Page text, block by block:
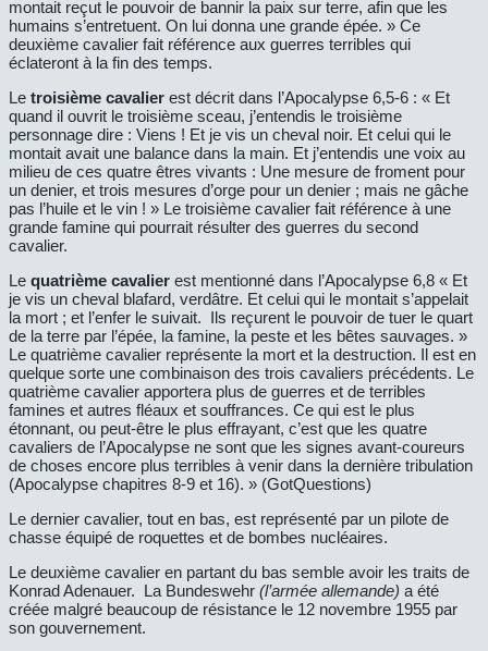
montait reçut le pouvoir de bannir la paix sur terre, afin que les
humains s’entretuent. On lui donna une grande épée. » Ce
deuxième cavalier fait référence aux guerres terribles qui
éclateront à la fin des temps.
Le troisième cavalier est décrit dans l’Apocalypse 6,5-6 : « Et
quand il ouvrit le troisième sceau, j’entendis le troisième
personnage dire : Viens ! Et je vis un cheval noir. Et celui qui le
montait avait une balance dans la main. Et j’entendis une voix au
milieu de ces quatre êtres vivants : Une mesure de froment pour
un denier, et trois mesures d’orge pour un denier ; mais ne gâche
pas l’huile et le vin ! » Le troisième cavalier fait référence à une
grande famine qui pourrait résulter des guerres du second
cavalier.
Le quatrième cavalier est mentionné dans l’Apocalypse 6,8 « Et
je vis un cheval blafard, verdâtre. Et celui qui le montait s’appelait
la mort ; et l’enfer le suivait. Ils reçurent le pouvoir de tuer le quart
de la terre par l’épée, la famine, la peste et les bêtes sauvages. »
Le quatrième cavalier représente la mort et la destruction. Il est en
quelque sorte une combinaison des trois cavaliers précédents. Le
quatrième cavalier apportera plus de guerres et de terribles
famines et autres fléaux et souffrances. Ce qui est le plus
étonnant, ou peut-être le plus effrayant, c’est que les quatre
cavaliers de l’Apocalypse ne sont que les signes avant-coureurs
de choses encore plus terribles à venir dans la dernière tribulation
(Apocalypse chapitres 8-9 et 16). » (GotQuestions)
Le dernier cavalier, tout en bas, est représenté par un pilote de
chasse équipé de roquettes et de bombes nucléaires.
Le deuxième cavalier en partant du bas semble avoir les traits de
Konrad Adenauer. La Bundeswehr (l’armée allemande) a été
créée malgré beaucoup de résistance le 12 novembre 1955 par
son gouvernement.